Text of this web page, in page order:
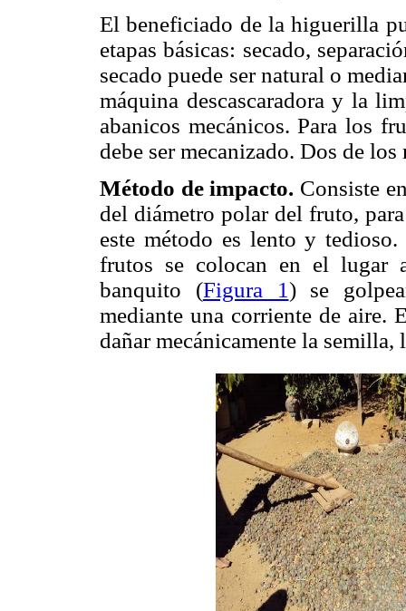
El beneficiado de la higuerilla
etapas básicas: secado,
secado puede ser natural o
máquina descascaradora y la
abanicos mecánicos. Para los
debe ser mecanizado. Dos de
Método de impacto. Consiste
del diámetro polar del fruto,
este método es lento y
frutos se colocan en el lugar
banquito (Figura 1) se
mediante una corriente de aire.
dañar mecánicamente la semilla,